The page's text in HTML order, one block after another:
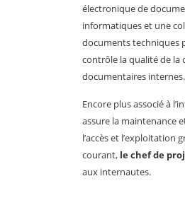
électronique de
informatiques et une
documents techniques
contrôle la qualité de la
documentaires internes.
Encore plus associé à
assure la maintenance
l’accès et l’exploitation
courant, le chef de
aux internautes.